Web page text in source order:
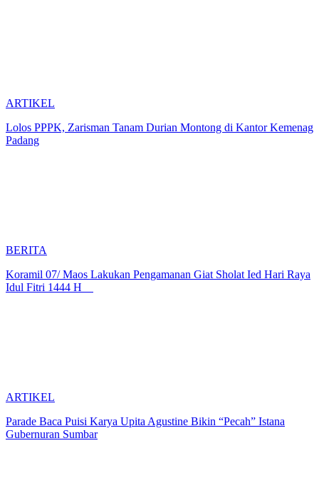
ARTIKEL
Lolos PPPK, Zarisman Tanam Durian Montong di Kantor Kemenag
Padang
BERITA
Koramil 07/ Maos Lakukan Pengamanan Giat Sholat Ied Hari Raya
Idul Fitri 1444 H
ARTIKEL
Parade Baca Puisi Karya Upita Agustine Bikin “Pecah” Istana
Gubernuran Sumbar